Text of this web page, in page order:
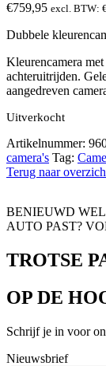
€759,95 excl. BTW:
Dubbele
Kleurencamera
achteruitrijden.
aangedreven
Uitverkocht
Artikelnummer:
camera's Tag:
Terug naar
BENIEUWD
AUTO PAST?
TROTSE
OP DE
Schrijf je in voor
Nieuwsbrief